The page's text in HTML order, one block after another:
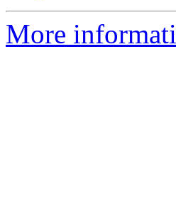
More